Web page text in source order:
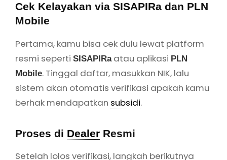
Cek Kelayakan via SISAPIRa dan PLN
Mobile
Pertama, kamu bisa cek dulu lewat platform
resmi seperti SISAPIRaatau aplikasi PLN
Mobile. Tinggal daftar, masukkan NIK, lalu
sistem akan otomatis verifikasi apakah kamu
berhak mendapatkan subsidi.
Proses di Dealer Resmi
Setelah lolos verifikasi, langkah berikutnya